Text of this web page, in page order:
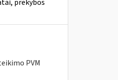
prekybos
PVM